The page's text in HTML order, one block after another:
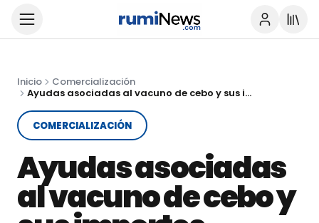
Inicio
Comercialización
Ayudas asociadas al vacuno de cebo y sus importes provisionales
COMERCIALIZACIÓN
Ayudas asociadas
al vacuno de cebo y